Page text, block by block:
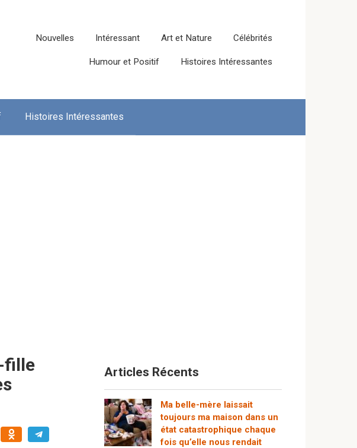
Nouvelles Intéressant Art et Nature Célébrités
Humour et Positif Histoires Intéressantes
Histoires Intéressantes
fille
Articles Récents
Ma belle-mère laissait
toujours ma maison dans un
état catastrophique chaque
fois qu’elle nous rendait